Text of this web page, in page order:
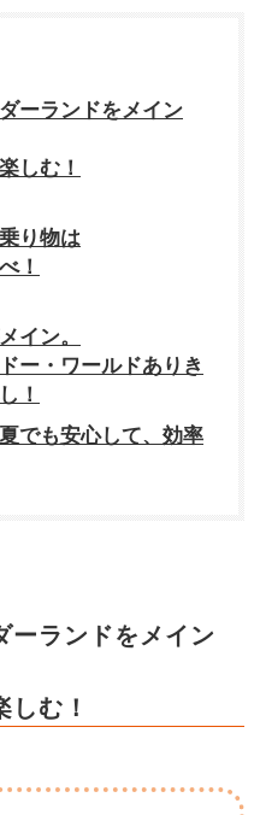
ーランドをメイン
しむ！
り物は
！
イン。
ー・ワールドありき
！
でも安心して、効率
ーランドをメイン
む！